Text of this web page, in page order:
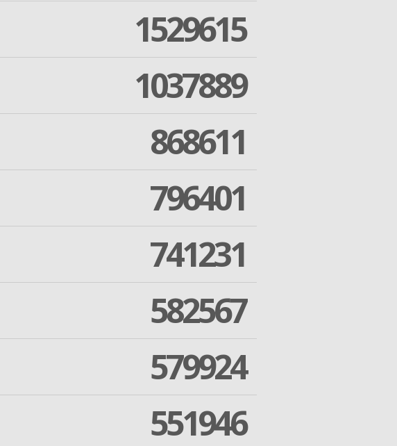
1529615
1037889
868611
796401
741231
582567
579924
551946